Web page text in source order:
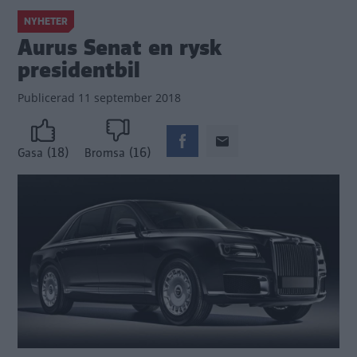
NYHETER
Aurus Senat en rysk
presidentbil
Publicerad 11 september 2018
Gasa (18) Bromsa (16)